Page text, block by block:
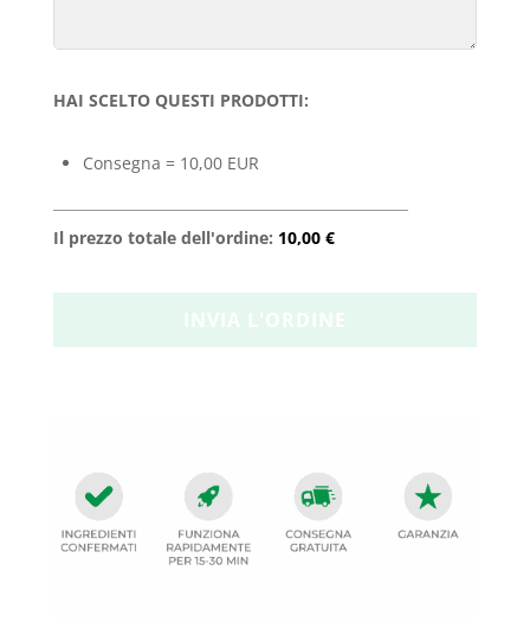
HAI SCELTO QUESTI PRODOTTI:
Consegna = 10,00 EUR
Il prezzo totale dell'ordine: 10,00 €